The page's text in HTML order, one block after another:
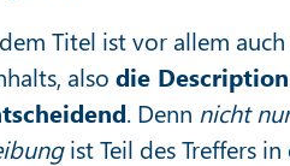
Titel ist vor allem
also die
. Denn nicht
ist Teil des Treffers in